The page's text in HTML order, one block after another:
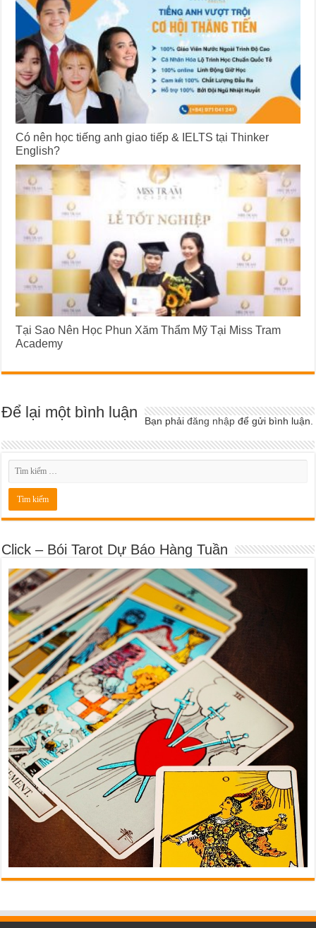
Có nên học tiếng anh giao tiếp & IELTS tại Thinker
English?
Tại Sao Nên Học Phun Xăm Thẩm Mỹ Tại Miss Tram
Academy
Để lại một bình luận Bạn phảiđăng nhập để gửi bình luận.
Click – Bói Tarot Dự Báo Hàng Tuần